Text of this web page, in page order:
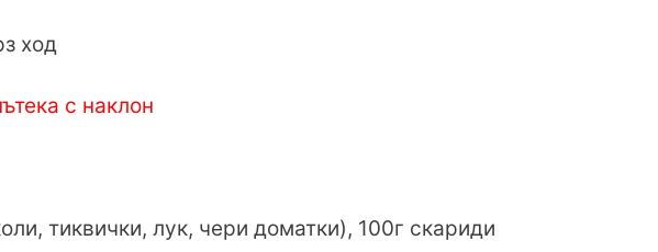
ход
с наклон
тиквички, лук, чери доматки), 100г скариди